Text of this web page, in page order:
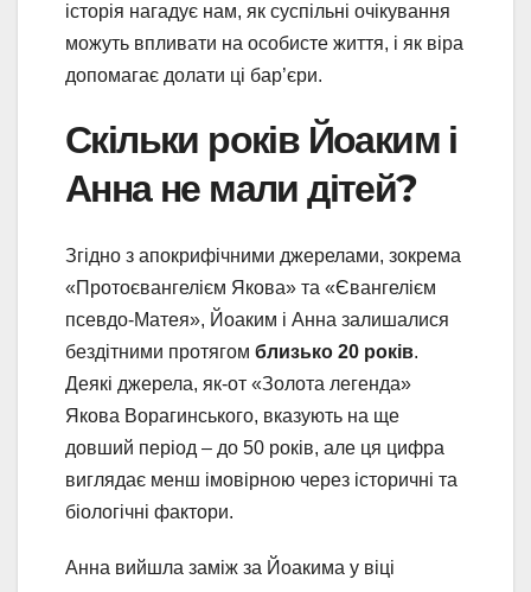
історія нагадує нам, як суспільні очікування
можуть впливати на особисте життя, і як віра
допомагає долати ці бар’єри.
Скільки років Йоаким і
Анна не мали дітей?
Згідно з апокрифічними джерелами, зокрема
«Протоєвангелієм Якова» та «Євангелієм
псевдо-Матея», Йоаким і Анна залишалися
бездітними протягом близько 20 років.
Деякі джерела, як-от «Золота легенда»
Якова Ворагинського, вказують на ще
довший період – до 50 років, але ця цифра
виглядає менш імовірною через історичні та
біологічні фактори.
Анна вийшла заміж за Йоакима у віці